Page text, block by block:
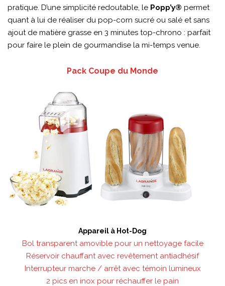
pratique. D’une simplicité redoutable, le Popp’y® permet
quant à lui de réaliser du pop-corn sucré ou salé et sans
ajout de matière grasse en 3 minutes top-chrono : parfait
pour faire le plein de gourmandise la mi-temps venue.
Pack Coupe du Monde
Appareil à Hot-Dog
Bol transparent amovible pour un nettoyage facile
Réservoir chauffant avec revêtement antiadhésif
Interrupteur marche / arrêt avec témoin lumineux
2 pics en inox pour réchauffer le pain